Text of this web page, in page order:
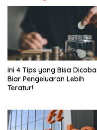
Ini 4 Tips yang Bisa Dicoba
Biar Pengeluaran Lebih
Teratur!